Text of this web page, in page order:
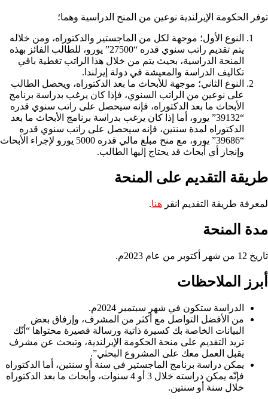
توفر الحكومة الإيرلندية نوعين من المنح الدراسية وهما؛
النوع الأول؛ موجهة لكل من الماجستير والدكتوراه، ومن خلاله
يتم تقديم راتب سنوي قدره “27500” يورو، للطالب الفائز بهذه
المنحة الدراسية، بحيث يتم من خلال هذا الراتب تغطية باقي
تكاليف الدراسة والمعيشة في دولة إيرلندا.
النوع الثاني؛ موجهة للأبحاث ما بعد الدكتوراه، ويحصل الطالب
على نوعين من الراتب السنوي، فإذا كان يرغب بدراسة برنامج
الأبحاث ما بعد الدكتوراه، فإنه سيحصل على راتب سنوي قدره
“39132” يورو، أما إذا كان يرغب بدراسة برنامج الأبحاث ما بعد
الدكتوراه لمدة سنتين، فإنه سيحصل على راتب سنوي قدره
“39686” يورو، مع منح مبلغ مالي قدره 5000 يورو لإجراء الأبحاث
وإنجاز أي أبحاث قد يحتاج إليها الطالب.
طريقة التقديم على المنحة
لمعرفة طريقة التقديم انقر هنا.
مدة المنحة
تاريخ 12 من شهر أكتوبر من عام 2023م.
أبرز الملاحظات
الدراسة ستكون في شهر سبتمبر 2024م.
من الأفضل التواصل مع أكثر من المشرف، وإرفاق بعض
البيانات الخاصة بك كسيرة ذاتية ورسالة قصيرة محتواها “أنّك
تريد التقديم على منحة الحكومة الإيرلندية، وتبحث عن مشرف
يقبل العمل معك على المشروع البحثي”.
يمكن دراسة برنامج الماجستير في سنة أو سنتين، أما الدكتوراه
فإنّه يمكن دراسته خلال 3 أو 4 سنوات، وأبحاث ما بعد الدكتوراه
خلال سنة أو سنتين.